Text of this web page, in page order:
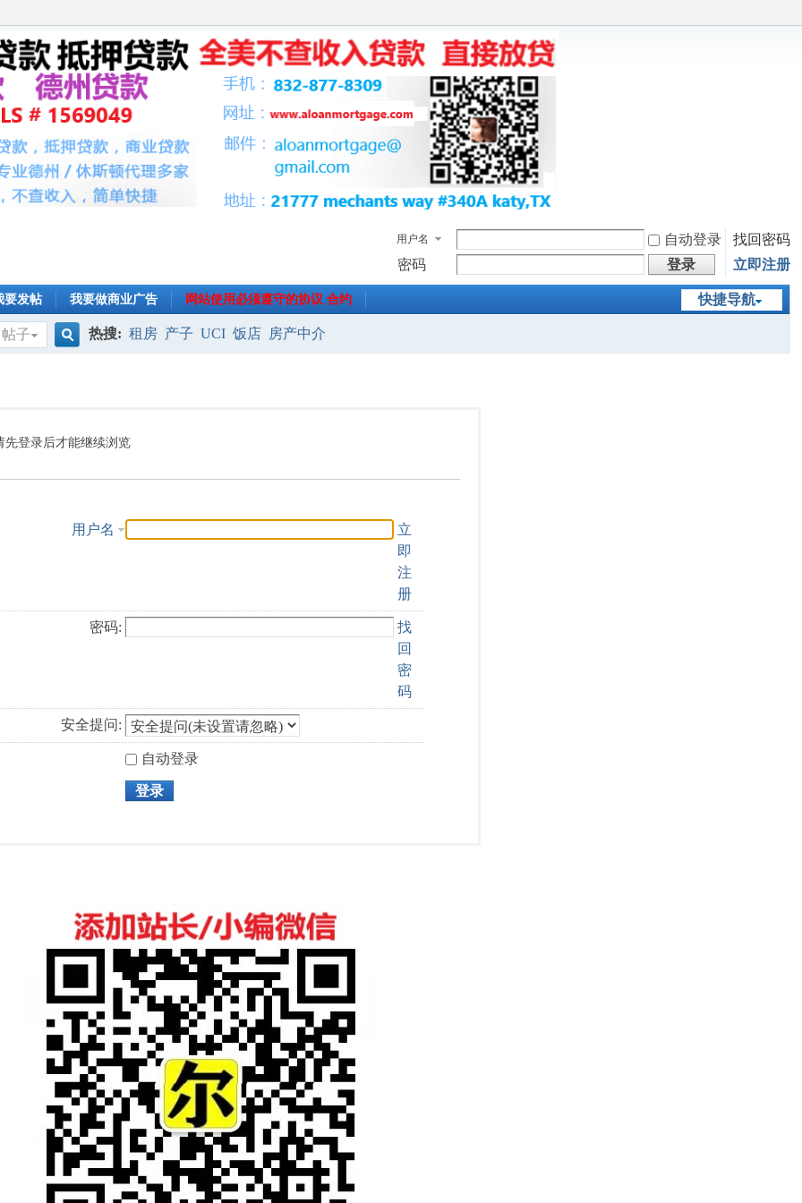
用户名 自动登录
找回密码
密码
登录 立即注册
快捷导航
要发帖 我要做商业广告 网站使用必须遵守的协议 合约
帖子
索
热搜: 租房 产子 UCI 饭店 房产中介
先登录后才能继续浏览
用户名
立
即
注
册
密码:
找
回
密
码
安全提问:
自动登录
登录